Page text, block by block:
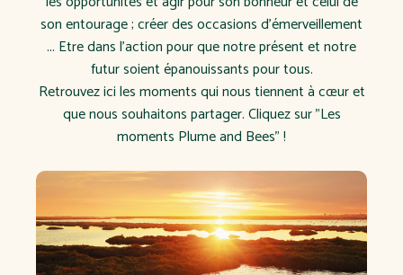
son entourage ; créer des occasions d'émerveillement
... Etre dans l'action pour que notre présent et notre
futur soient épanouissants pour tous.
Retrouvez ici les moments qui nous tiennent à cœur et
que nous souhaitons partager. Cliquez sur "Les
moments Plume and Bees" !